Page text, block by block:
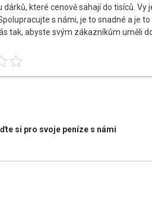
dárků, které cenově sahají do tisíců.
s námi, je to snadné a je
tak, abyste svým zákazníkům uměli
si pro svoje peníze s námi